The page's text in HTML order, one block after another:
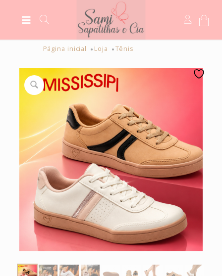
Página inicial Loja Tênis